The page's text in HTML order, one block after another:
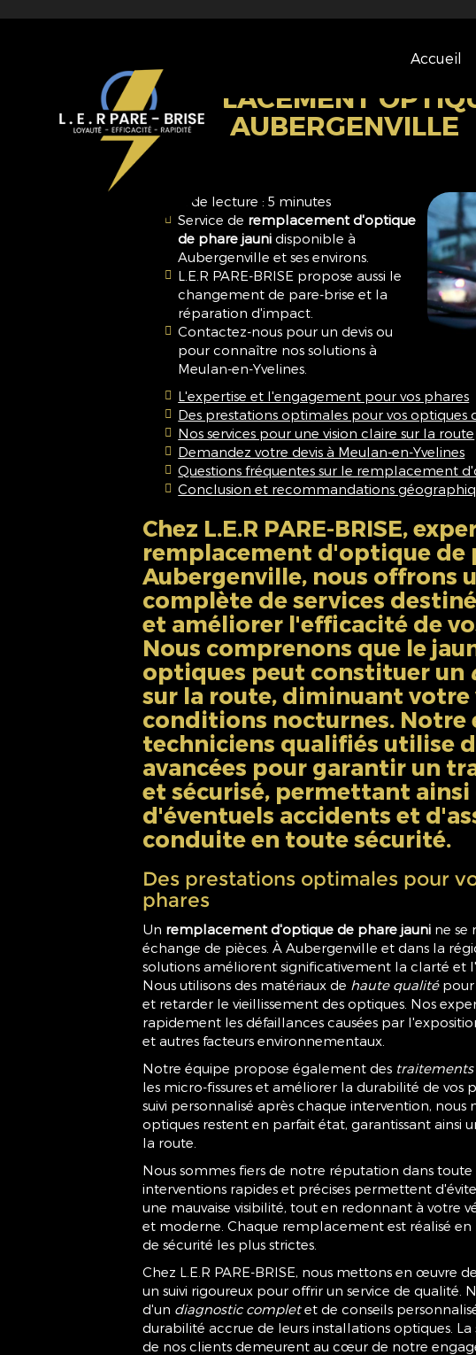
Accueil
REMPLACEMENT
JAUNI AUBERGENVILLE
Temps de lecture : 5 minutes
Service de remplacement d'optique
de phare jauni disponible à
Aubergenville et ses environs.
L.E.R PARE-BRISE propose aussi le
changement de pare-brise et la
réparation d'impact.
Contactez-nous pour un devis ou
pour connaître nos solutions à
Meulan-en-Yvelines.
L'expertise et l'engagement pour vos phares
Des prestations optimales pour vos optiques
Nos services pour une vision claire sur la route
Demandez votre devis à Meulan-en-Yvelines
Questions fréquentes sur le remplacement
Conclusion et recommandations
Chez L.E.R PARE-BRISE,
remplacement d'optique de
Aubergenville, nous offrons
complète de services
et améliorer l'efficacité de
Nous comprenons que le
optiques peut constituer un
sur la route, diminuant
conditions nocturnes. Notre
techniciens qualifiés utilise
avancées pour garantir un
et sécurisé, permettant
d'éventuels accidents et
conduite en toute sécurité.
Des prestations optimales pour
phares
Un remplacement d'optique de phare jauni ne se
échange de pièces. À Aubergenville et dans la
solutions améliorent significativement la clarté et
Nous utilisons des matériaux de haute qualitépour
et retarder le vieillissement des optiques. Nos
rapidement les défaillances causées par
et autres facteurs environnementaux.
Notre équipe propose également des
les micro-fissures et améliorer la durabilité de vos
suivi personnalisé après chaque intervention, nous
optiques restent en parfait état, garantissant ainsi
la route.
Nous sommes fiers de notre réputation dans toute
interventions rapides et précises permettent
une mauvaise visibilité, tout en redonnant à votre
et moderne. Chaque remplacement est réalisé
de sécurité les plus strictes.
Chez L.E.R PARE-BRISE, nous mettons en œuvre
un suivi rigoureux pour offrir un service de qualité.
d'un diagnostic completet de conseils
durabilité accrue de leurs installations optiques. La
de nos clients demeurent au cœur de notre